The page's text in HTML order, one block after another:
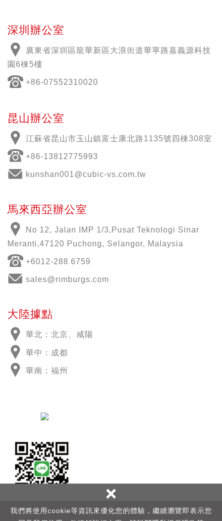
我們將使用cookie等資訊來優化您的體驗，繼續瀏覽即表示您
×
深圳辦公室
廣東省深圳區龍華新區大浪街道華寧路嘉義源科技
園6棟5樓
+86-07552310020
昆山辦公室
江蘇省昆山市玉山鎮富士康北路1135號四棟308室
+86-13812775993
kunshan001@cubic-vs.com.tw
馬來西亞辦公室
No 12, Jalan IMP 1/3,Pusat Teknologi Sinar
Meranti,47120 Puchong, Selangor, Malaysia
+6012-288 6759
sales@rimburgs.com
大陸據點
華北：北京、咸陽
華中：成都
華南：福州